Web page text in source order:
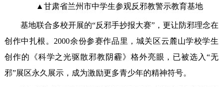
▲甘肃省兰州市中学生参观反邪教警示教育基地
基地联合多校开展的“反邪手抄报大赛”，更让防邪理念在
创作中扎根。2000余份参赛作品里，城关区云麓山学校学生
创作的《科学之光驱散邪教阴霾》格外亮眼，已被选入“无
邪”展区永久展示，成为激励更多青少年的精神符号。